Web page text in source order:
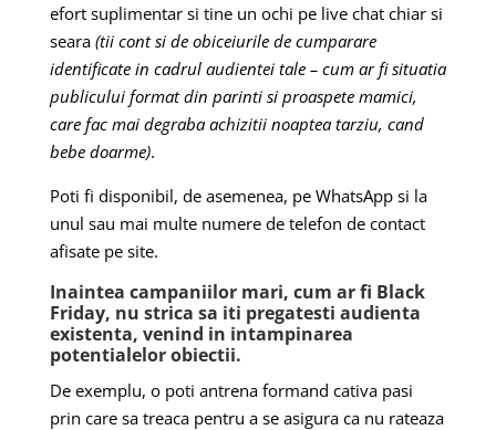
efort suplimentar si tine un ochi pe live chat chiar si
seara (tii cont si de obiceiurile de cumparare
identificate in cadrul audientei tale – cum ar fi situatia
publicului format din parinti si proaspete mamici,
care fac mai degraba achizitii noaptea tarziu, cand
bebe doarme).
Poti fi disponibil, de asemenea, pe WhatsApp si la
unul sau mai multe numere de telefon de contact
afisate pe site.
Inaintea campaniilor mari, cum ar fi Black
Friday, nu strica sa iti pregatesti audienta
existenta, venind in intampinarea
potentialelor obiectii.
De exemplu, o poti antrena formand cativa pasi
prin care sa treaca pentru a se asigura ca nu rateaza